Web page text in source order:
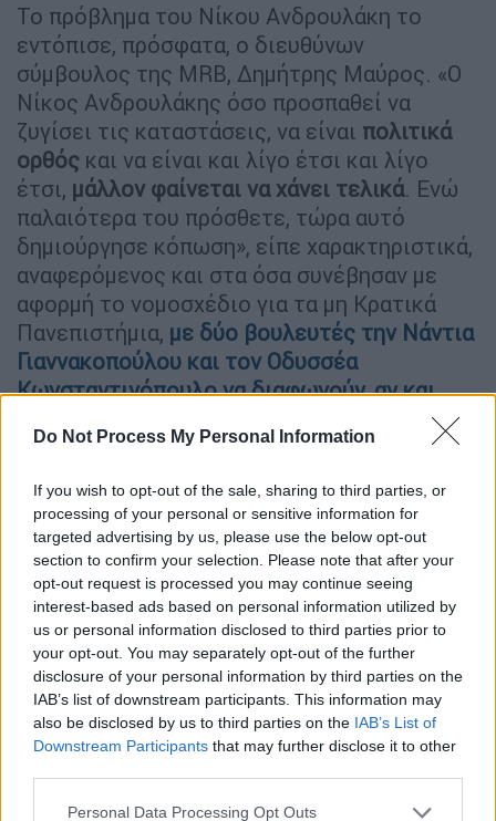
Do Not Process My Personal Information
If you wish to opt-out of the sale, sharing to third parties, or
processing of your personal or sensitive information for
targeted advertising by us, please use the below opt-out
section to confirm your selection. Please note that after your
opt-out request is processed you may continue seeing
interest-based ads based on personal information utilized by
us or personal information disclosed to third parties prior to
your opt-out. You may separately opt-out of the further
disclosure of your personal information by third parties on the
IAB’s list of downstream participants. This information may
also be disclosed by us to third parties on the IAB’s List of
Downstream Participants that may further disclose it to other
Please note that this website/app uses one or more Google
Personal Data Processing Opt Outs
Το πρόβλημα του Νίκου Ανδρουλάκη το
εντόπισε, πρόσφατα, ο διευθύνων
σύμβουλος της MRB, Δημήτρης Μαύρος. «Ο
Νίκος Ανδρουλάκης όσο προσπαθεί να
ζυγίσει τις καταστάσεις, να είναι πολιτικά
ορθός και να είναι και λίγο έτσι και λίγο
έτσι, μάλλον φαίνεται να χάνει τελικά. Ενώ
παλαιότερα του πρόσθετε, τώρα αυτό
δημιούργησε κόπωση», είπε χαρακτηριστικά,
αναφερόμενος και στα όσα συνέβησαν με
αφορμή το νομοσχέδιο για τα μη Κρατικά
Πανεπιστήμια, με δύο βουλευτές την Νάντια
Γιαννακοπούλου και τον Οδυσσέα
Κωνσταντινόπουλο να διαφωνούν, αν και
στην ψηφοφορία δεν «έσπασαν» τη γραμμή.
ΔΙΑΒΑΣΤΕ ΕΠΙΣΗΣ
Πολιτική|15.03.2024 16:30
Ανδρουλάκης: «Ένα ισχυρό ΠΑΣΟΚ θα
μπει εμπόδιο στην αλαζονεία της ΝΔ»
Δυσαρέσκεια για τις δημοσκοπήσεις
Στη Χαριλάου Τρικούπηδεν διαβάζουν με
ιδιαίτερη ικανοποίηση τις τελευταίες
δημοσκοπήσεις, όπου φαίνεται πως η